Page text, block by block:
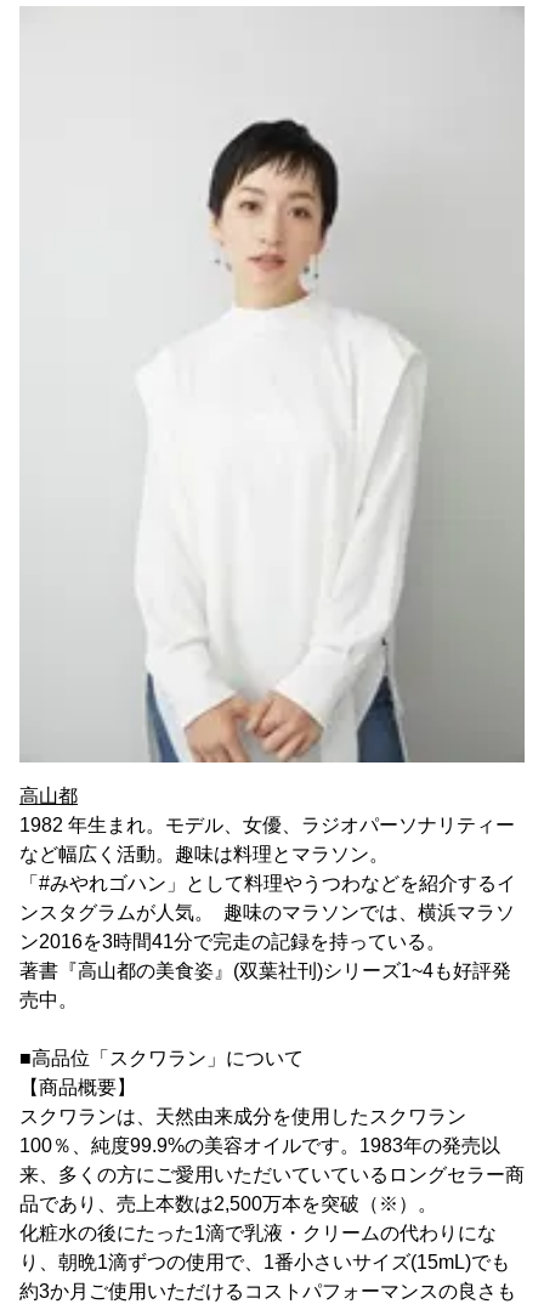
高山都
1982 年生まれ。モデル、女優、ラジオパーソナリティー
など幅広く活動。趣味は料理とマラソン。
「#みやれゴハン」として料理やうつわなどを紹介するイ
ンスタグラムが人気。 趣味のマラソンでは、横浜マラソ
ン2016を3時間41分で完走の記録を持っている。
著書『高山都の美食姿』(双葉社刊)シリーズ1~4も好評発
売中。
■高品位「スクワラン」について
【商品概要】
スクワランは、天然由来成分を使用したスクワラン
100％、純度99.9%の美容オイルです。1983年の発売以
来、多くの方にご愛用いただいていているロングセラー商
品であり、売上本数は2,500万本を突破（※）。
化粧水の後にたった1滴で乳液・クリームの代わりにな
り、朝晩1滴ずつの使用で、1番小さいサイズ(15mL)でも
約3か月ご使用いただけるコストパフォーマンスの良さも